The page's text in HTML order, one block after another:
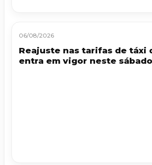
06/08/2026
Reajuste nas tarifas de táxi
entra em vigor neste